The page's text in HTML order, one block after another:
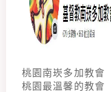
桃園南崁多加教會
桃園最溫馨的教會